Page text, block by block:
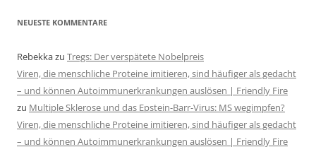
NEUESTE KOMMENTARE
Rebekkazu Tregs: Der verspätete Nobelpreis
Viren, die menschliche Proteine imitieren, sind häufiger als gedacht
– und können Autoimmunerkrankungen auslösen | Friendly Fire
zu Multiple Sklerose und das Epstein-Barr-Virus: MS wegimpfen?
Viren, die menschliche Proteine imitieren, sind häufiger als gedacht
– und können Autoimmunerkrankungen auslösen | Friendly Fire